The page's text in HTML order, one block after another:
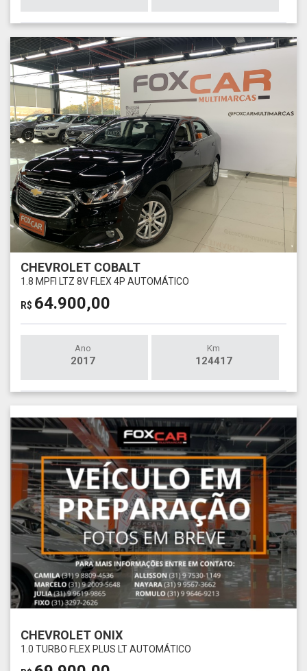
CHEVROLET COBALT
1.8 MPFI LTZ 8V FLEX 4P AUTOMÁTICO
R$ 64.900,00
Ano
2017
Km
124417
CHEVROLET ONIX
1.0 TURBO FLEX PLUS LT AUTOMÁTICO